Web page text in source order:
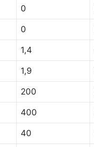
0
0
1,4
1,9
200
400
40